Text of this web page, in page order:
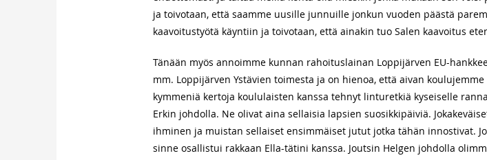
ja toivotaan, että saamme uusille junnuille jonkun vuoden päästä
kaavoitustyötä käyntiin ja toivotaan, että ainakin tuo Salen kaavoitus
Tänään myös annoimme kunnan rahoituslainan Loppijärven EU-
mm. Loppijärven Ystävien toimesta ja on hienoa, että aivan
kymmeniä kertoja koululaisten kanssa tehnyt linturetkiä kyseiselle
Erkin johdolla. Ne olivat aina sellaisia lapsien suosikkipäiviä.
ihminen ja muistan sellaiset ensimmäiset jutut jotka tähän innostivat.
sinne osallistui rakkaan Ella-tätini kanssa. Joutsin Helgen johdolla